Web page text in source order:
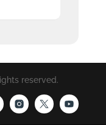
reserved.